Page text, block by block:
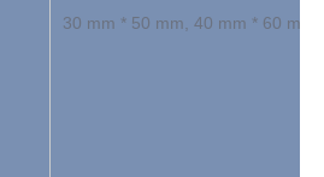
30 mm * 50 mm, 40 mm * 60 mm,